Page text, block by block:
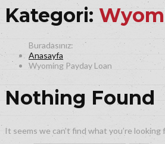
Kategori:
Anasayfa
Wyoming Payday Loan
Nothing Found
It seems we can’t find what you’re